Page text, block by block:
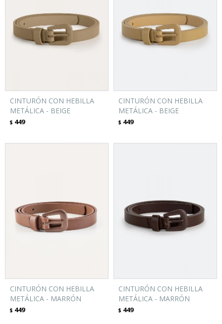
CINTURÓN CON HEBILLA
METÁLICA - BEIGE
$ 449
CINTURÓN CON HEBILLA
METÁLICA - BEIGE
$ 449
CINTURÓN CON HEBILLA
METÁLICA - MARRÓN
$ 449
CINTURÓN CON HEBILLA
METÁLICA - MARRÓN
$ 449